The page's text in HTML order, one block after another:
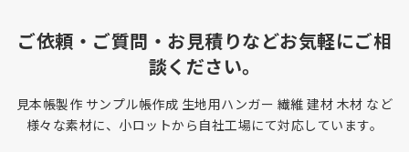
ご依頼・ご質問・お見積りなどお気軽にご相
談ください。
見本帳製作 サンプル帳作成 生地用ハンガー 繊維 建材 木材 など
様々な素材に、小ロットから自社工場にて対応しています。